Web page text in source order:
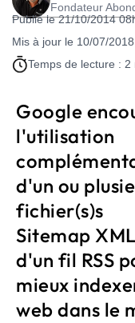
Fondateur
Publié le 21/10/2014
Mis à jour le 10/07/
Temps de lecture : 2
Google
l'utilisation
d'un ou
fichier(s)s
Sitemap
d'un fil RSS
mieux
web dans le